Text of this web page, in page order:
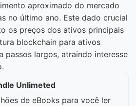
aproximado do mercado
no último ano. Este dado crucial
os preços dos ativos principais
blockchain para ativos
passos largos, atraindo interesse
Unlimeted
de eBooks para você ler